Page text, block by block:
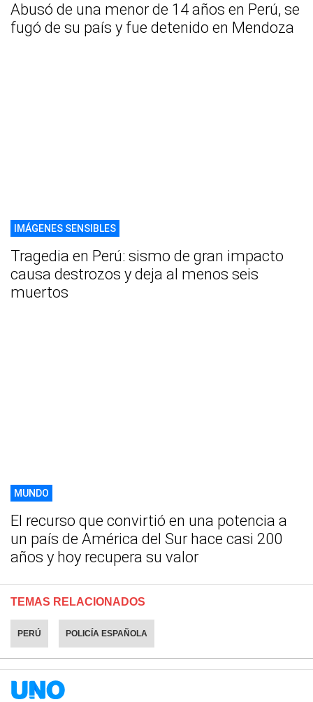
Abusó de una menor de 14 años en Perú, se
fugó de su país y fue detenido en Mendoza
IMÁGENES SENSIBLES
Tragedia en Perú: sismo de gran impacto
causa destrozos y deja al menos seis
muertos
MUNDO
El recurso que convirtió en una potencia a
un país de América del Sur hace casi 200
años y hoy recupera su valor
TEMAS RELACIONADOS
PERÚ POLICÍA ESPAÑOLA